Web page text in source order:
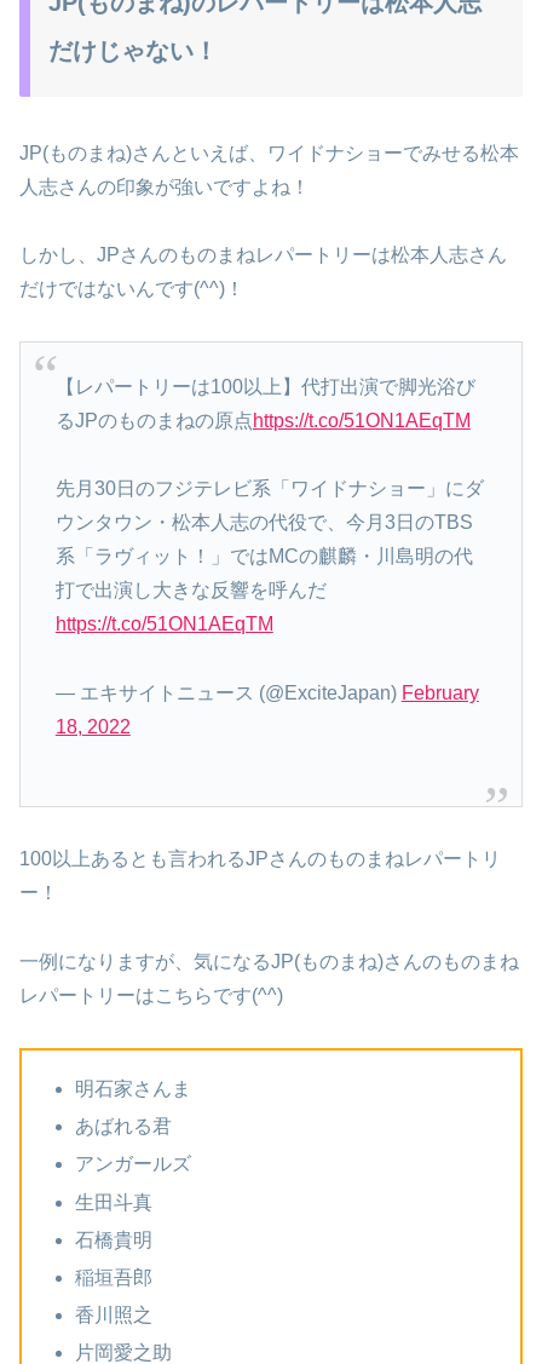
だけじゃない！
JP(ものまね)さんといえば、ワイドナショーでみせる松本
人志さんの印象が強いですよね！
しかし、JPさんのものまねレパートリーは松本人志さん
だけではないんです(^^)！
【レパートリーは100以上】代打出演で脚光浴び
るJPのものまねの原点https://t.co/51ON1AEqTM
先月30日のフジテレビ系「ワイドナショー」にダ
ウンタウン・松本人志の代役で、今月3日のTBS
系「ラヴィット！」ではMCの麒麟・川島明の代
打で出演し大きな反響を呼んだ
https://t.co/51ON1AEqTM
— エキサイトニュース (@ExciteJapan) February
18, 2022
100以上あるとも言われるJPさんのものまねレパートリ
ー！
一例になりますが、気になるJP(ものまね)さんのものまね
レパートリーはこちらです(^^)
明石家さんま
あばれる君
アンガールズ
生田斗真
石橋貴明
稲垣吾郎
香川照之
片岡愛之助